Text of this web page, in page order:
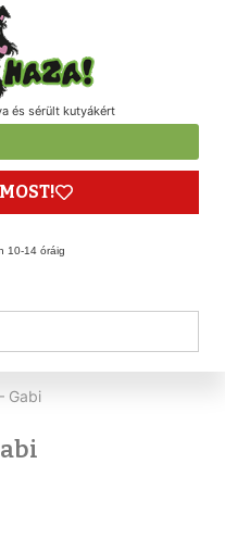
és sérült kutyákért
10-14 óráig
Gabi